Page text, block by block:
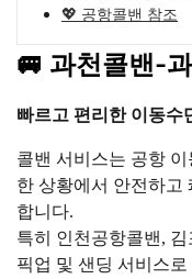
💖 공항콜밴 참조
🚐 과천콜밴-
빠르고 편리한 이동수
콜밴 서비스는 공항
한 상황에서 안전하고
합니다.
특히 인천공항콜밴,
픽업 및 샌딩 서비스